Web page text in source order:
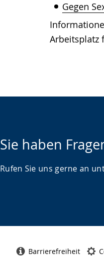
Gegen
Arbeitsplatz
Sie haben
Rufen Sie uns gerne an
Barrierefreiheit